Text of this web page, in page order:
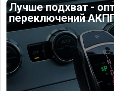
Лучше подхват -
переключений